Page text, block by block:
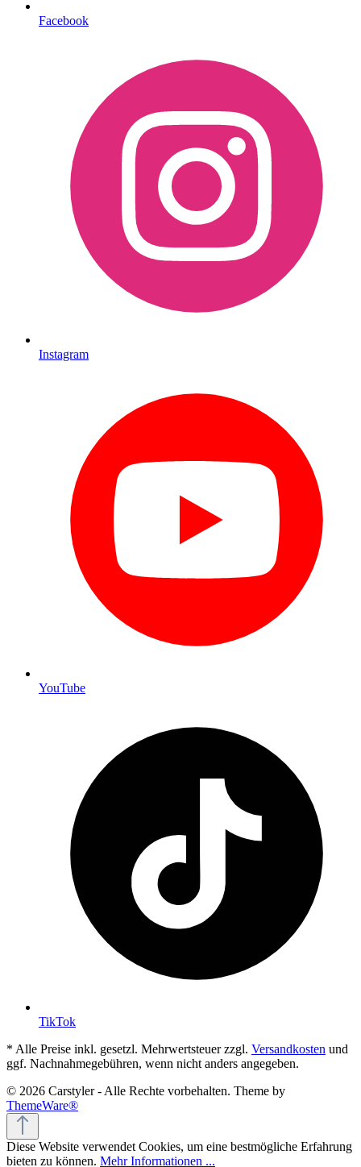
Facebook
Instagram
YouTube
TikTok
* Alle Preise inkl. gesetzl. Mehrwertsteuer zzgl. Versandkosten und
ggf. Nachnahmegebühren, wenn nicht anders angegeben.
© 2026 Carstyler - Alle Rechte vorbehalten. Theme by
ThemeWare®
Diese Website verwendet Cookies, um eine bestmögliche Erfahrung
bieten zu können. Mehr Informationen ...